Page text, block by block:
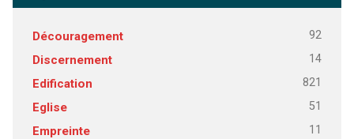
Découragement 92
Discernement 14
Edification 821
Eglise 51
Empreinte 11